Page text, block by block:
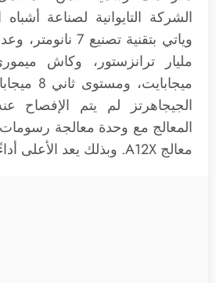
الجيجاهرتز لم يتم الإفصاح
معالج A12X. وبذلك يعد الأعلى أداءً عما سواه.